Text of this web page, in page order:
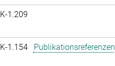
K-1.209
K-1.154 Publikationsreferenzen